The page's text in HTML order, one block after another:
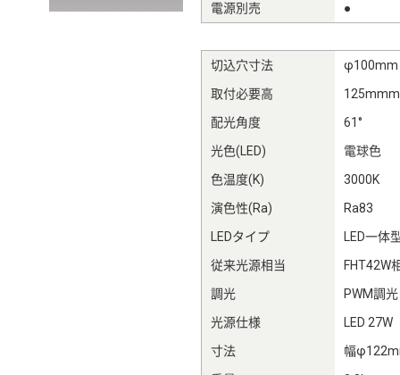
電源別売
●
切込穴寸法
φ100mm
取付必要高
配光角度
61°
光色(LED)
電球色
色温度(K)
3000K
演色性(Ra)
Ra83
LEDタイプ
LED一体
従来光源相当
FHT42W
調光
PWM調光
光源仕様
LED 27W
寸法
幅